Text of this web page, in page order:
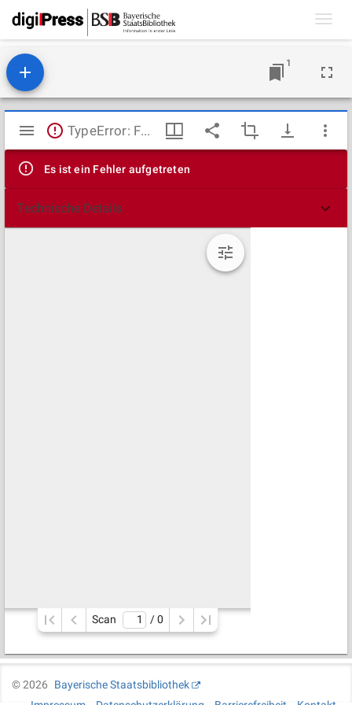
1
Mirador
Viewer
TypeError: Failed to fetch
Es ist ein Fehler aufgetreten
Technische Details
Scan / 0
©2026
Bayerische Staatsbibliothek